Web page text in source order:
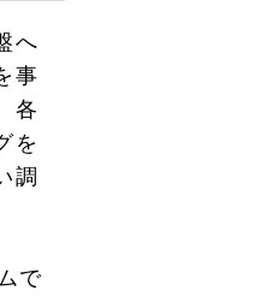
へ
事
各
を
調
で